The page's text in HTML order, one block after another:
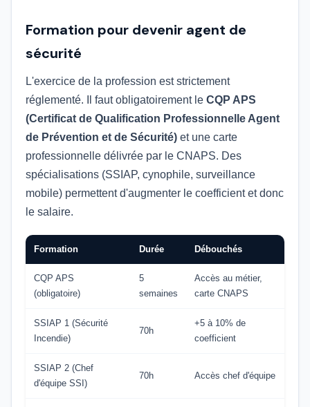
Formation pour devenir agent de
sécurité
L'exercice de la profession est strictement
réglementé. Il faut obligatoirement le CQP APS
(Certificat de Qualification Professionnelle Agent
de Prévention et de Sécurité) et une carte
professionnelle délivrée par le CNAPS. Des
spécialisations (SSIAP, cynophile, surveillance
mobile) permettent d'augmenter le coefficient et donc
le salaire.
Formation Durée Débouchés
CQP APS
(obligatoire)
5
semaines
Accès au métier,
carte CNAPS
SSIAP 1 (Sécurité
Incendie)
70h
+5 à 10% de
coefficient
SSIAP 2 (Chef
d'équipe SSI)
70h Accès chef d'équipe